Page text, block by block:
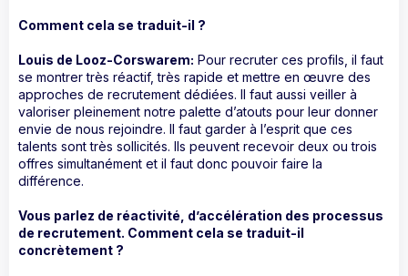
Comment cela se traduit-il ?
Louis de Looz-Corswarem: Pour recruter ces profils, il faut
se montrer très réactif, très rapide et mettre en œuvre des
approches de recrutement dédiées. Il faut aussi veiller à
valoriser pleinement notre palette d’atouts pour leur donner
envie de nous rejoindre. Il faut garder à l’esprit que ces
talents sont très sollicités. Ils peuvent recevoir deux ou trois
offres simultanément et il faut donc pouvoir faire la
différence.
Vous parlez de réactivité, d’accélération des processus
de recrutement. Comment cela se traduit-il
concrètement ?